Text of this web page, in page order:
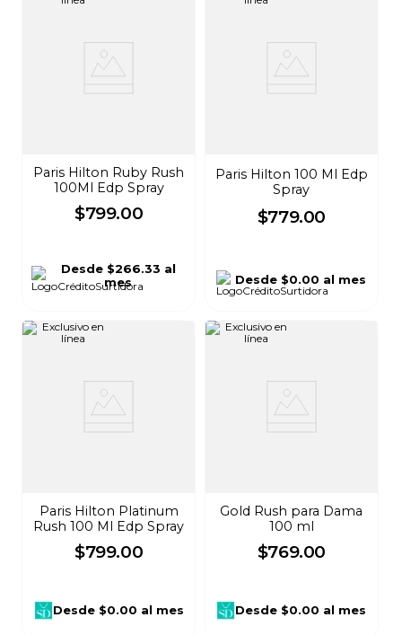
Paris Hilton Ruby Rush
100Ml Edp Spray
$799.00
Desde$266.33 al
mes
Paris Hilton 100 Ml Edp
Spray
$779.00
Desde $0.00 al mes
Paris Hilton Platinum
Rush 100 Ml Edp Spray
$799.00
Desde$0.00 al mes
Gold Rush para Dama
100 ml
$769.00
Desde $0.00 al mes